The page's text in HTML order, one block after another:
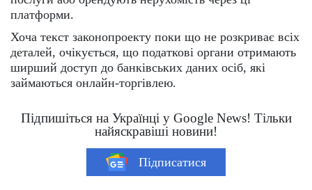
платформи.
Хоча текст законопроекту поки що не розкриває всіх
деталей, очікується, що податкові органи отримають
ширший доступ до банківських даних осіб, які
займаються онлайн-торгівлею.
Підпишіться на Українці у Google News! Тільки
найяскравіші новини!
Підписатися